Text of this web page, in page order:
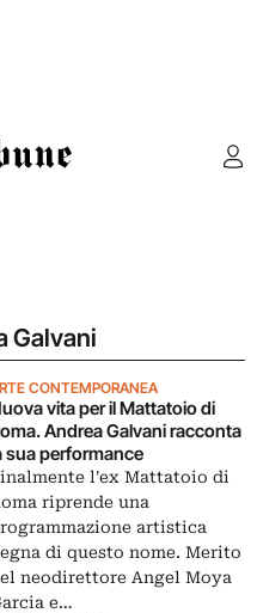
Galvani
CONTEMPORANEA
vita per il Mattatoio di
Andrea Galvani racconta
sua performance
l'ex Mattatoio di
riprende una
artistica
di questo nome. Merito
neodirettore Angel Moya
e…